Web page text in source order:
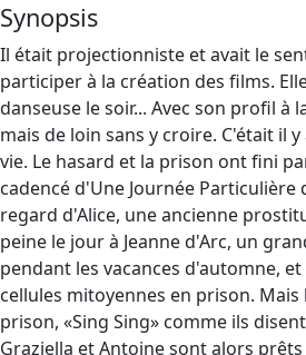
Synopsis
Il était projectionniste et avait le
participer à la création des films.
danseuse le soir... Avec son profil à
mais de loin sans y croire. C'était il
vie. Le hasard et la prison ont fini
cadencé d'Une Journée Particulière
regard d'Alice, une ancienne
peine le jour à Jeanne d'Arc, un
pendant les vacances d'automne,
cellules mitoyennes en prison.
prison, «Sing Sing» comme ils
Graziella et Antoine sont alors